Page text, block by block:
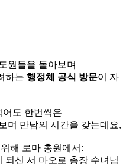
원들을 돌아보며
하는 행정체 공식 방문이 자
어도 한번씩은
며 만남의 시간을 갖는데요,
해 로마 총원에서:
되신 서 마오로 총장 수녀 님